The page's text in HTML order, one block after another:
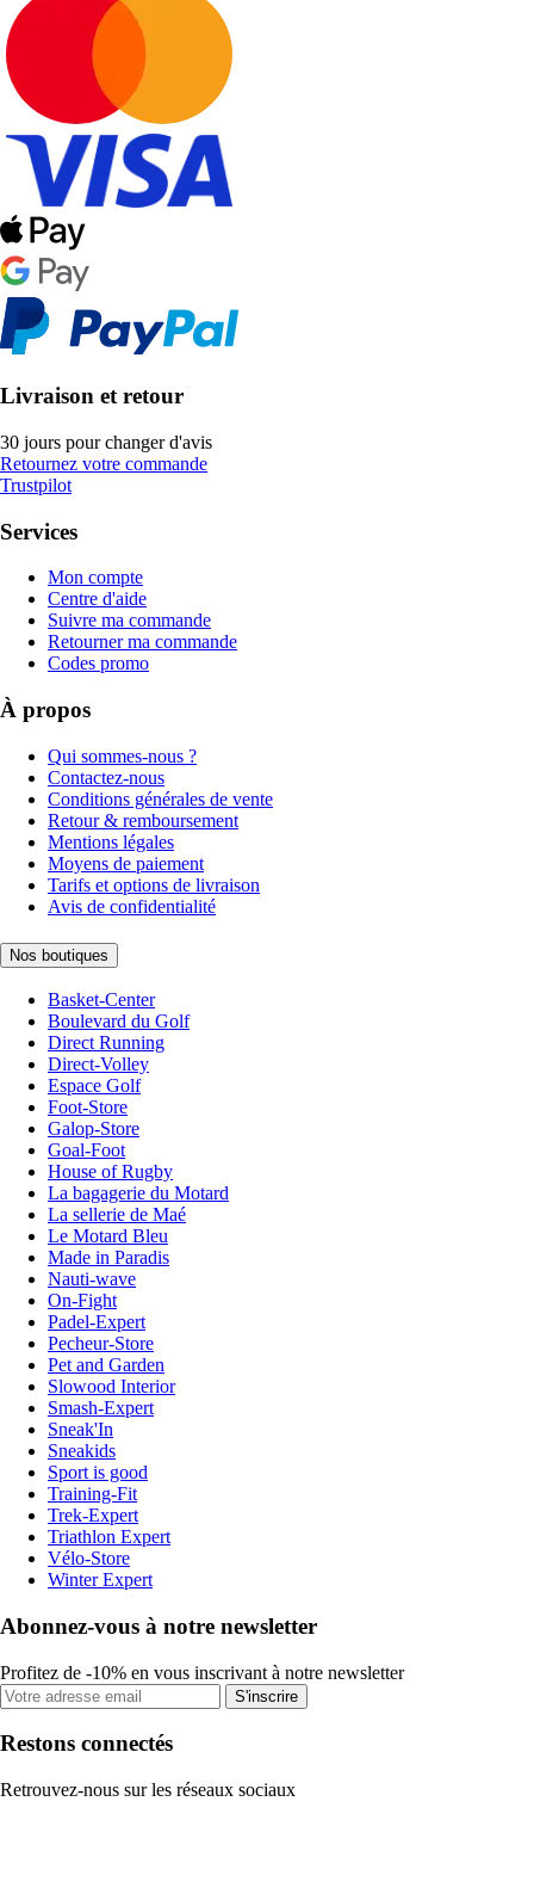
Livraison et retour
30 jours pour changer d'avis
Retournez votre commande
Trustpilot
Services
Mon compte
Centre d'aide
Suivre ma commande
Retourner ma commande
Codes promo
À propos
Qui sommes-nous ?
Contactez-nous
Conditions générales de vente
Retour & remboursement
Mentions légales
Moyens de paiement
Tarifs et options de livraison
Avis de confidentialité
Nos boutiques
Basket-Center
Boulevard du Golf
Direct Running
Direct-Volley
Espace Golf
Foot-Store
Galop-Store
Goal-Foot
House of Rugby
La bagagerie du Motard
La sellerie de Maé
Le Motard Bleu
Made in Paradis
Nauti-wave
On-Fight
Padel-Expert
Pecheur-Store
Pet and Garden
Slowood Interior
Smash-Expert
Sneak'In
Sneakids
Sport is good
Training-Fit
Trek-Expert
Triathlon Expert
Vélo-Store
Winter Expert
Abonnez-vous à notre newsletter
Profitez de -10% en vous inscrivant à notre newsletter
S'inscrire
Restons connectés
Retrouvez-nous sur les réseaux sociaux